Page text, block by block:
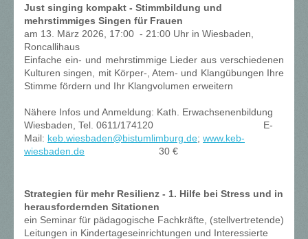
Just singing kompakt - Stimmbildung und
mehrstimmiges Singen für Frauen
am 13. März 2026, 17:00 - 21:00 Uhr in Wiesbaden,
Roncallihaus
Einfache ein- und mehrstimmige Lieder aus verschiedenen
Kulturen singen, mit Körper-, Atem- und Klangübungen Ihre
Stimme fördern und Ihr Klangvolumen erweitern
Nähere Infos und Anmeldung: Kath. Erwachsenenbildung
Wiesbaden, Tel. 0611/174120 E-
Mail: keb.wiesbaden@bistumlimburg.de; www.keb-
wiesbaden.de 30 €
Strategien für mehr Resilienz - 1. Hilfe bei Stress und in
herausfordernden Sitationen
ein Seminar für pädagogische Fachkräfte, (stellvertretende)
Leitungen in Kindertageseinrichtungen und Interessierte